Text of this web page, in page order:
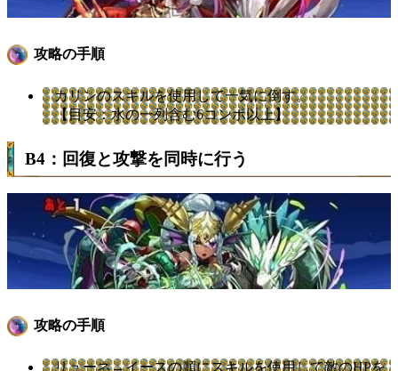
攻略の手順
カリンのスキルを使用して一気に倒す。
【目安：水の一列含む6コンボ以上】
B4：回復と攻撃を同時に行う
攻略の手順
リューネ→イースの順にスキルを使用して敵のHPを